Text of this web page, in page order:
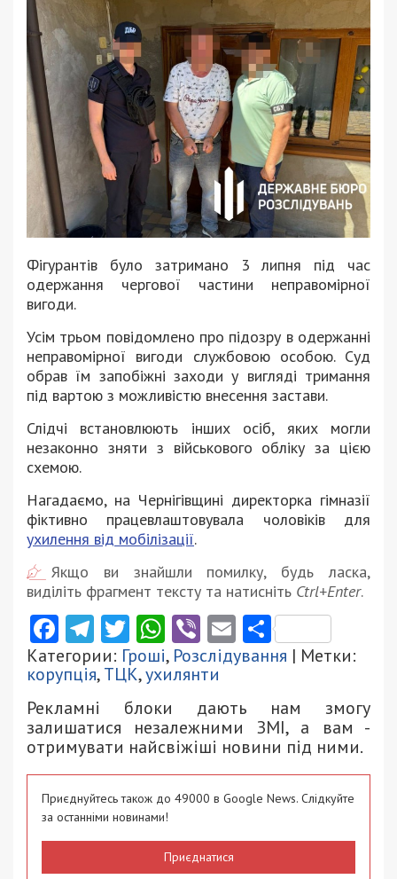
Фігурантів було затримано 3 липня під час
одержання чергової частини неправомірної
вигоди.
Усім трьом повідомлено про підозру в одержанні
неправомірної вигоди службовою особою. Суд
обрав їм запобіжні заходи у вигляді тримання
під вартою з можливістю внесення застави.
Слідчі встановлюють інших осіб, яких могли
незаконно зняти з військового обліку за цією
схемою.
Нагадаємо, на Чернігівщині директорка гімназії
фіктивно працевлаштовувала чоловіків для
ухилення від мобілізації.
Якщо ви знайшли помилку, будь ласка,
виділіть фрагмент тексту та натисніть Ctrl+Enter.
Facebook
Telegram
Twitter
WhatsApp
ViberEmail
Категории: Гроші, Розслідування | Метки:
корупція,ТЦК,ухилянти
Рекламні блоки дають нам змогу
залишатися незалежними ЗМІ, а вам -
отримувати найсвіжіші новини під ними.
Приєднуйтесь також до 49000 в Google News. Слідкуйте
за останніми новинами!
Приєднатися